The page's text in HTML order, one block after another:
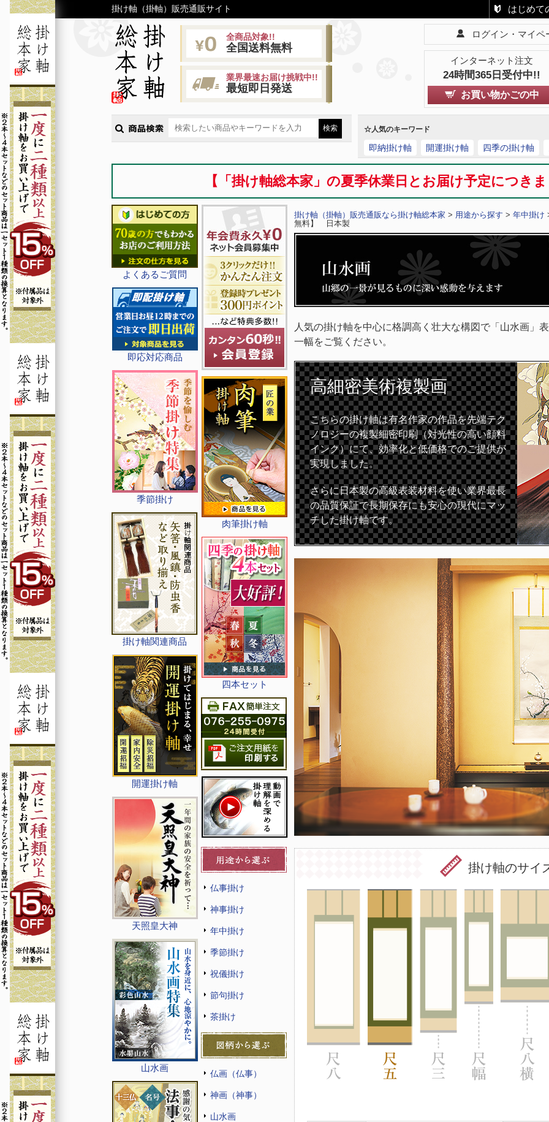
掛け軸（掛軸）販売通販サイト はじめて
全商品対象!!
全国送料無料
業界最速お届け挑戦中!!
最短即日発送
ログイン・マイペ
インターネット注文
24時間365日受付中!!
お買い物かごの中
☆人気のキーワード
即納掛け軸 開運掛け軸 四季の掛け軸
【「掛け軸総本家」の夏季休業日とお届け予定につ
よくあるご質問
即応対応商品
季節掛け
掛け軸関連商品
開運掛け軸
天照皇大神
山水画
肉筆掛け軸
四本セット
仏事掛け
神事掛け
年中掛け
季節掛け
祝儀掛け
節句掛け
茶掛け
仏画（仏事）
神画（神事）
山水画
掛け軸（掛軸）販売通販なら掛け軸総本家 > 用途から探す > 年中掛け
無料】 日本製
人気の掛け軸を中心に格調高く壮大な構図で「山水画」
一幅をご覧ください。
高細密美術複製画
こちらの掛け軸は有名作家の作品を先端テク
ノロジーの複製細密印刷（対光性の高い顔料
インク）にて、効率化と低価格でのご提供が
実現しました。
さらに日本製の高級表装材料を使い業界最長
の品質保証で長期保存にも安心の現代にマッ
チした掛け軸です。
掛け軸のサイ